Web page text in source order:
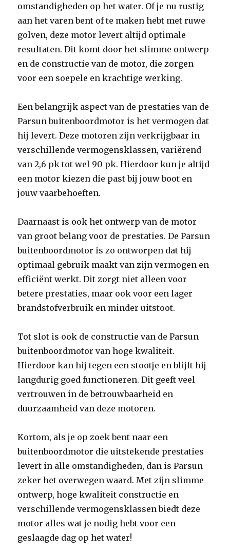
omstandigheden op het water. Of je nu rustig
aan het varen bent of te maken hebt met ruwe
golven, deze motor levert altijd optimale
resultaten. Dit komt door het slimme ontwerp
en de constructie van de motor, die zorgen
voor een soepele en krachtige werking.
Een belangrijk aspect van de prestaties van de
Parsun buitenboordmotor is het vermogen dat
hij levert. Deze motoren zijn verkrijgbaar in
verschillende vermogensklassen, variërend
van 2,6 pk tot wel 90 pk. Hierdoor kun je altijd
een motor kiezen die past bij jouw boot en
jouw vaarbehoeften.
Daarnaast is ook het ontwerp van de motor
van groot belang voor de prestaties. De Parsun
buitenboordmotor is zo ontworpen dat hij
optimaal gebruik maakt van zijn vermogen en
efficiënt werkt. Dit zorgt niet alleen voor
betere prestaties, maar ook voor een lager
brandstofverbruik en minder uitstoot.
Tot slot is ook de constructie van de Parsun
buitenboordmotor van hoge kwaliteit.
Hierdoor kan hij tegen een stootje en blijft hij
langdurig goed functioneren. Dit geeft veel
vertrouwen in de betrouwbaarheid en
duurzaamheid van deze motoren.
Kortom, als je op zoek bent naar een
buitenboordmotor die uitstekende prestaties
levert in alle omstandigheden, dan is Parsun
zeker het overwegen waard. Met zijn slimme
ontwerp, hoge kwaliteit constructie en
verschillende vermogensklassen biedt deze
motor alles wat je nodig hebt voor een
geslaagde dag op het water!